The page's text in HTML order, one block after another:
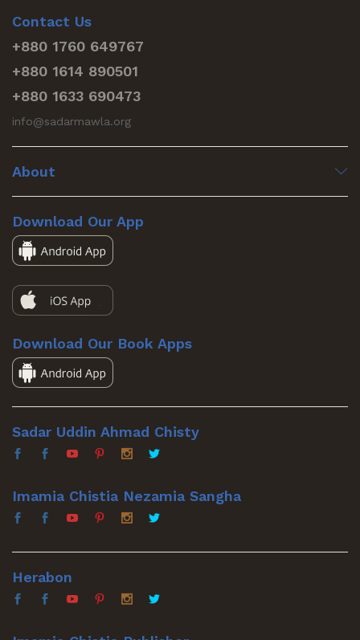
Contact Us
+880 1760 649767
+880 1614 890501
+880 1633 690473
info@sadarmawla.org
About
Download Our App
Download Our Book Apps
Sadar Uddin Ahmad Chisty
Imamia Chistia Nezamia Sangha
Herabon